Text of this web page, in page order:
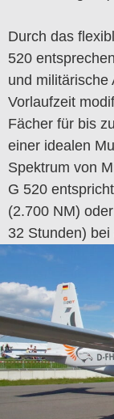
Durch das
520
und militärische
Vorlaufzeit
Fächer für bis
einer idealen
Spektrum von
G 520
(2.700 NM)
32 Stunden)